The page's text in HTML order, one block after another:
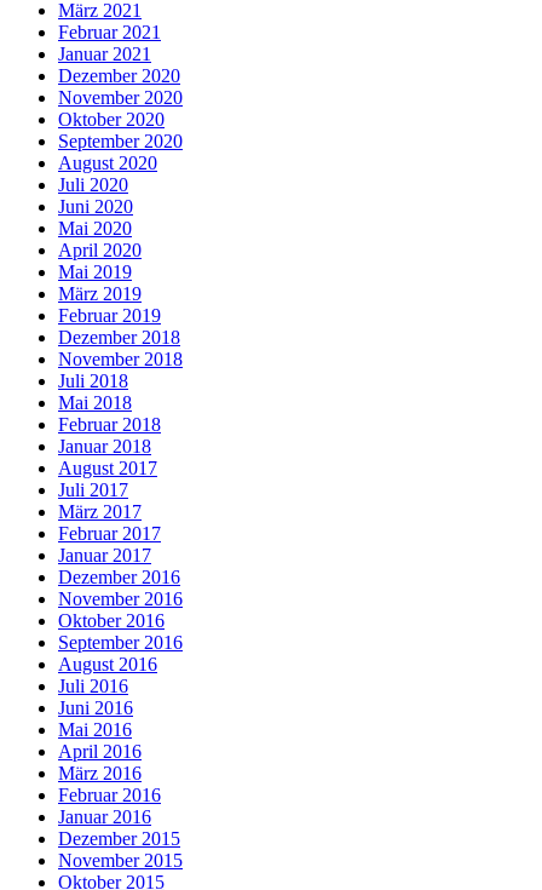
März 2021
Februar 2021
Januar 2021
Dezember 2020
November 2020
Oktober 2020
September 2020
August 2020
Juli 2020
Juni 2020
Mai 2020
April 2020
Mai 2019
März 2019
Februar 2019
Dezember 2018
November 2018
Juli 2018
Mai 2018
Februar 2018
Januar 2018
August 2017
Juli 2017
März 2017
Februar 2017
Januar 2017
Dezember 2016
November 2016
Oktober 2016
September 2016
August 2016
Juli 2016
Juni 2016
Mai 2016
April 2016
März 2016
Februar 2016
Januar 2016
Dezember 2015
November 2015
Oktober 2015